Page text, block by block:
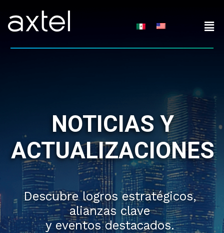
content
NOTICIAS Y
ACTUALIZACIONES
Descubre logros estratégicos,
alianzas clave
y eventos destacados.